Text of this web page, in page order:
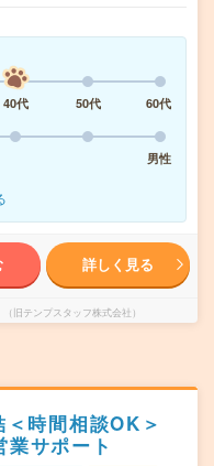
40代 50代
60代
男性
詳しく見る
旧テンプスタッフ株式会社）
時間相談OK＞
サポート